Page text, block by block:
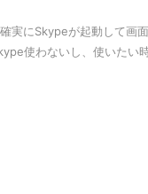
実にSkypeが起動して画
使わないし、使いたい